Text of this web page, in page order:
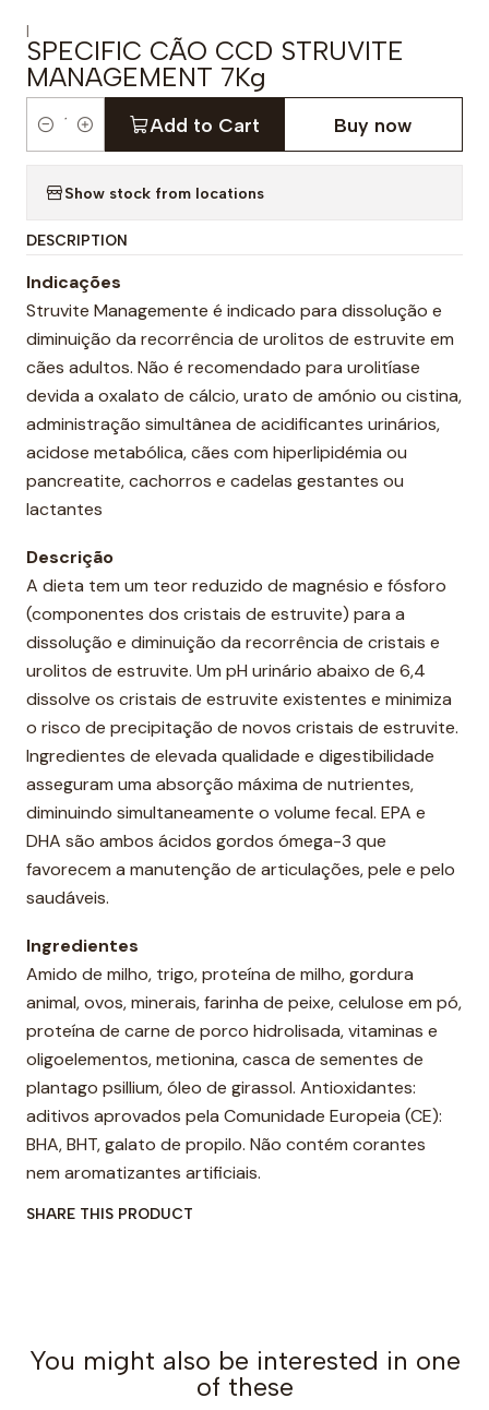
|
SPECIFIC CÃO CCD STRUVITE
MANAGEMENT 7Kg
t
i
t
y
Add to Cart Buy now
Show stock from locations
DESCRIPTION
Indicações
Struvite Managemente é indicado para dissolução e
diminuição da recorrência de urolitos de estruvite em
cães adultos. Não é recomendado para urolitíase
devida a oxalato de cálcio, urato de amónio ou cistina,
administração simultânea de acidificantes urinários,
acidose metabólica, cães com hiperlipidémia ou
pancreatite, cachorros e cadelas gestantes ou
lactantes
Descrição
A dieta tem um teor reduzido de magnésio e fósforo
(componentes dos cristais de estruvite) para a
dissolução e diminuição da recorrência de cristais e
urolitos de estruvite. Um pH urinário abaixo de 6,4
dissolve os cristais de estruvite existentes e minimiza
o risco de precipitação de novos cristais de estruvite.
Ingredientes de elevada qualidade e digestibilidade
asseguram uma absorção máxima de nutrientes,
diminuindo simultaneamente o volume fecal. EPA e
DHA são ambos ácidos gordos ómega-3 que
favorecem a manutenção de articulações, pele e pelo
saudáveis.
Ingredientes
Amido de milho, trigo, proteína de milho, gordura
animal, ovos, minerais, farinha de peixe, celulose em pó,
proteína de carne de porco hidrolisada, vitaminas e
oligoelementos, metionina, casca de sementes de
plantago psillium, óleo de girassol. Antioxidantes:
aditivos aprovados pela Comunidade Europeia (CE):
BHA, BHT, galato de propilo. Não contém corantes
nem aromatizantes artificiais.
SHARE THIS PRODUCT
You might also be interested in one
of these